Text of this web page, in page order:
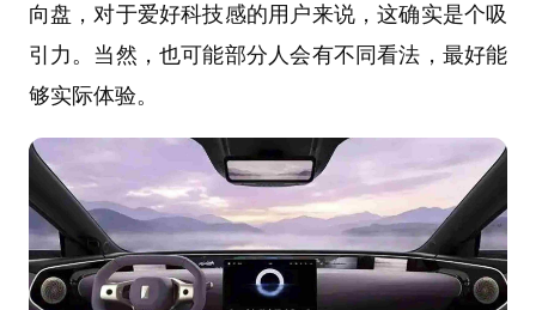
向盘，对于爱好科技感的用户来说，这确实是个吸
引力。当然，也可能部分人会有不同看法，最好能
够实际体验。